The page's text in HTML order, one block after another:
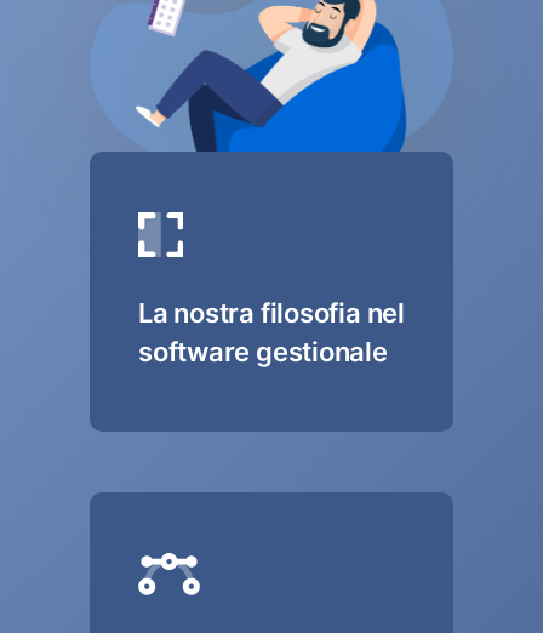
La nostra filosofia nel
software gestionale